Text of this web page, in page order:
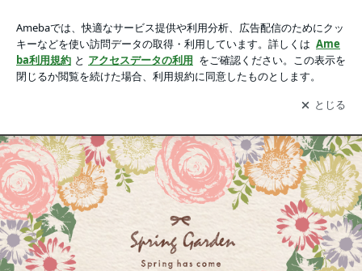
0年後も 伝えたい想いを1針に込めて…
アプリをダウンロードして ブログの更新通知
を受け取りまし
ょう。
開く